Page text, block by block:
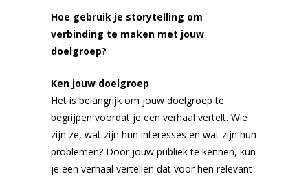
Hoe gebruik je storytelling om
verbinding te maken met jouw
doelgroep?
Ken jouw doelgroep
Het is belangrijk om jouw doelgroep te
begrijpen voordat je een verhaal vertelt. Wie
zijn ze, wat zijn hun interesses en wat zijn hun
problemen? Door jouw publiek te kennen, kun
je een verhaal vertellen dat voor hen relevant